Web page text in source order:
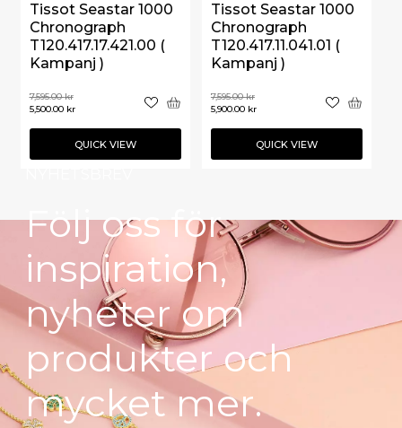
Tissot Seastar 1000
Chronograph
T120.417.17.421.00 (
Kampanj )
7,595.00kr
5,500.00 kr
QUICK VIEW
Tissot Seastar 1000
Chronograph
T120.417.11.041.01 (
Kampanj )
7,595.00kr
5,900.00 kr
QUICK VIEW
Följ oss för
inspiration,
nyheter om
produkter och
mycket mer.